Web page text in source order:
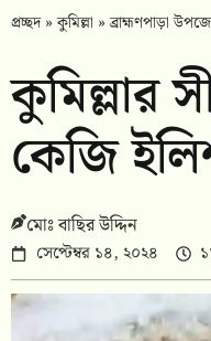
প্রচ্ছদ»কুমিল্লা »ব্রাহ্মণপাড়া
কুমিল্লার
কেজি
মোঃ বাছির উদ্দিন
সেপ্টেম্বর ১৪, ২০২৪